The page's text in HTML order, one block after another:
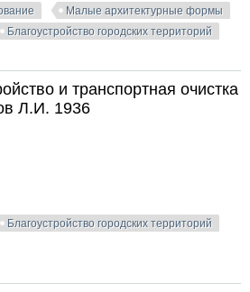
Малые архитектурные формы
Благоустройство городских территорий
Н.Я. (ред.). 1964
и транспортная очистка
Л.И. 1936
Благоустройство городских территорий